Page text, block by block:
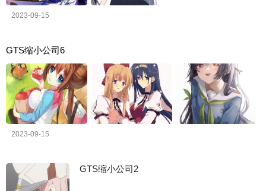
2023-09-15
GTS缩小公司6
2023-09-15
GTS缩小公司2